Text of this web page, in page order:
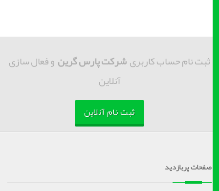
ثبت نام حساب کاربریشرکت پارس گرینو فعال سازی
آنلاین
ثبت نام آنلاین
صفحات پربازدید